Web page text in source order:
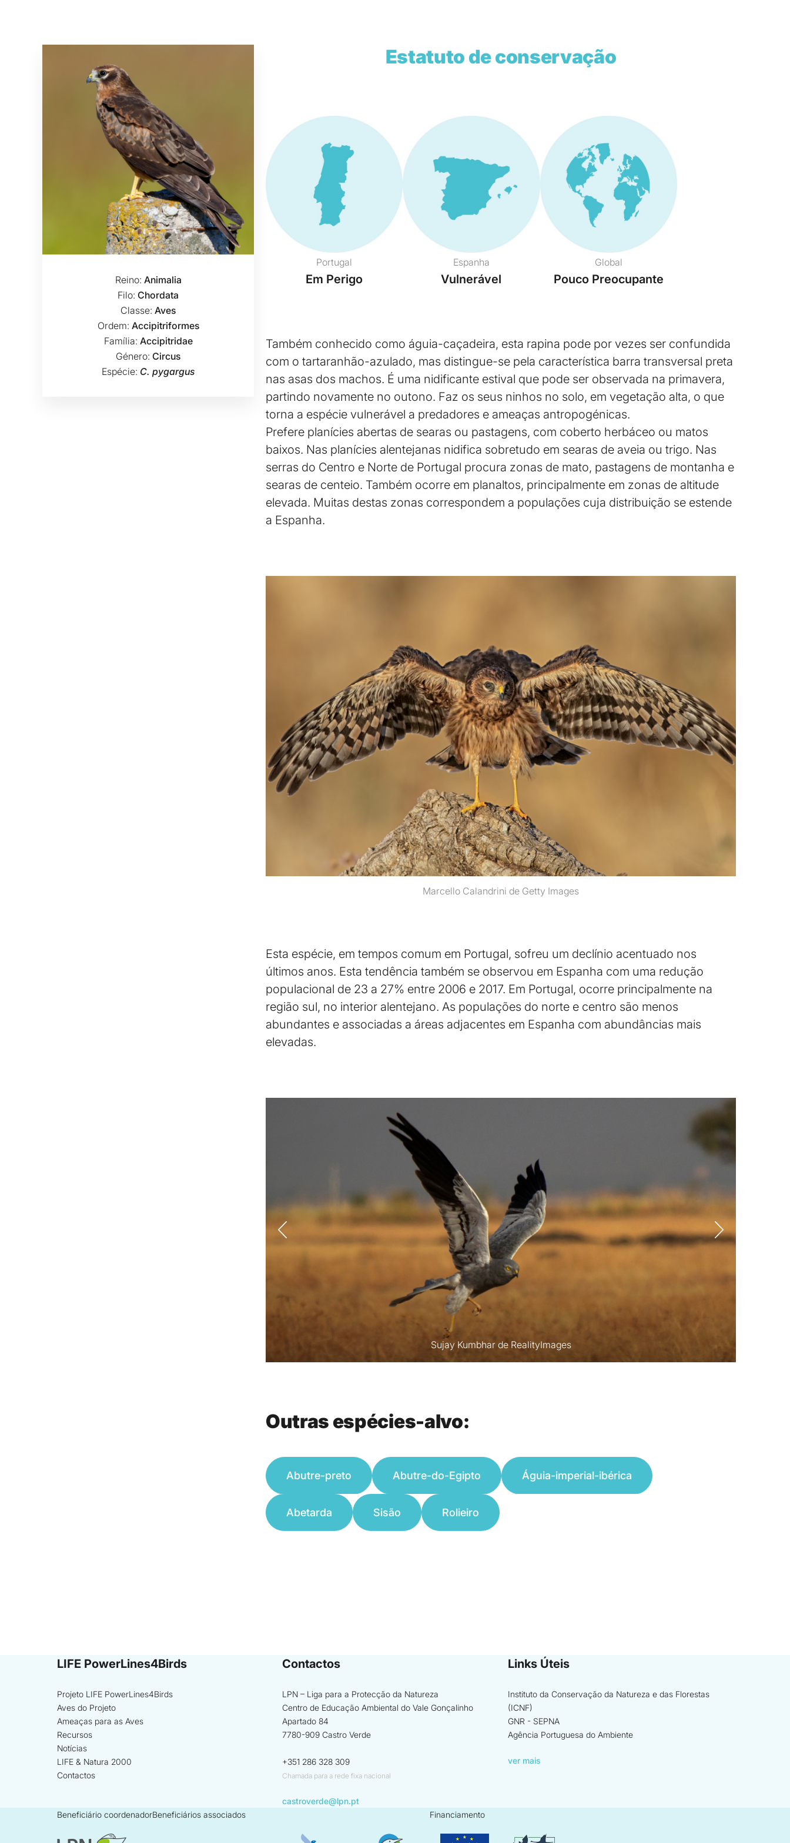
Reino: Animalia
Filo: Chordata
Classe: Aves
Ordem: Accipitriformes
Família: Accipitridae
Género: Circus
Espécie: C. pygargus
Estatuto de conservação
Portugal
Em Perigo
Espanha
Vulnerável
Global
Pouco Preocupante
Também conhecido como águia-caçadeira, esta rapina pode por vezes ser confundida
com o tartaranhão-azulado, mas distingue-se pela característica barra transversal preta
nas asas dos machos. É uma nidificante estival que pode ser observada na primavera,
partindo novamente no outono. Faz os seus ninhos no solo, em vegetação alta, o que
torna a espécie vulnerável a predadores e ameaças antropogénicas.
Prefere planícies abertas de searas ou pastagens, com coberto herbáceo ou matos
baixos. Nas planícies alentejanas nidifica sobretudo em searas de aveia ou trigo. Nas
serras do Centro e Norte de Portugal procura zonas de mato, pastagens de montanha e
searas de centeio. Também ocorre em planaltos, principalmente em zonas de altitude
elevada. Muitas destas zonas correspondem a populações cuja distribuição se estende
a Espanha.
Marcello Calandrini de Getty Images
Esta espécie, em tempos comum em Portugal, sofreu um declínio acentuado nos
últimos anos. Esta tendência também se observou em Espanha com uma redução
populacional de 23 a 27% entre 2006 e 2017. Em Portugal, ocorre principalmente na
região sul, no interior alentejano. As populações do norte e centro são menos
abundantes e associadas a áreas adjacentes em Espanha com abundâncias mais
elevadas.
Rui Cunha
Outras espécies-alvo:
Abutre-preto Abutre-do-Egipto Águia-imperial-ibérica
Abetarda Sisão Rolieiro
LIFE PowerLines4Birds
Projeto LIFE PowerLines4Birds
Aves do Projeto
Ameaças para as Aves
Recursos
Notícias
LIFE & Natura 2000
Contactos
Contactos
LPN – Liga para a Protecção da Natureza
Centro de Educação Ambiental do Vale Gonçalinho
Apartado 84
7780-909 Castro Verde
+351 286 328 309
Chamada para a rede fixa nacional
castroverde@lpn.pt
Links Úteis
Instituto da Conservação da Natureza e das Florestas
(ICNF)
GNR - SEPNA
Agência Portuguesa do Ambiente
ver mais
Beneficiário coordenadorBeneficiários associados Financiamento